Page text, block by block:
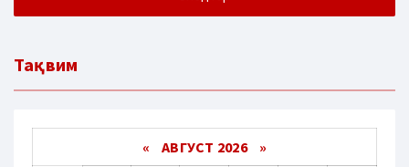
Тақвим
« АВГУСТ 2026 »